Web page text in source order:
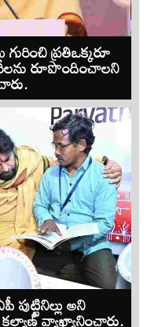
ప్రతిఒక్కరూ
రూపొందించాలని
అని
కల్యాణ్ వ్యాఖ్యానించారు.